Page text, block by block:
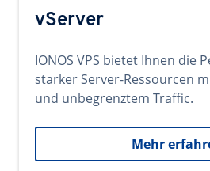
vServer
IONOS VPS bietet Ihnen die
starker Server-Ressourcen
und unbegrenztem Traffic.
Mehr